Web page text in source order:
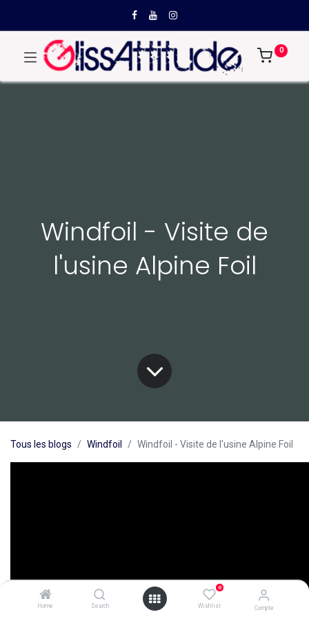
Home Search
0
Wishlist Compte
0
Windfoil - Visite de
l'usine Alpine Foil
Tous les blogs Windfoil Windfoil - Visite de l'usine Alpine Foil